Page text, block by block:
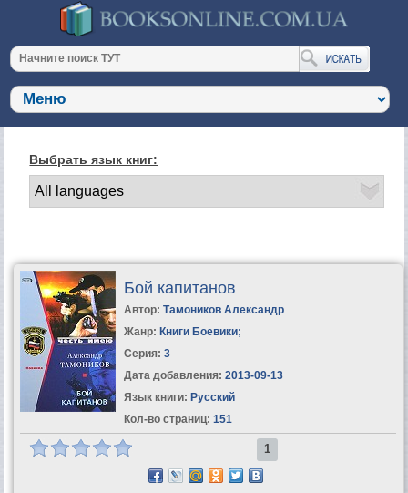
Выбрать язык книг:
Бой капитанов
Автор: Тамоников Александр
Жанр: Книги Боевики;
Серия: 3
Дата добавления: 2013-09-13
Язык книги: Русский
Кол-во страниц: 151
1